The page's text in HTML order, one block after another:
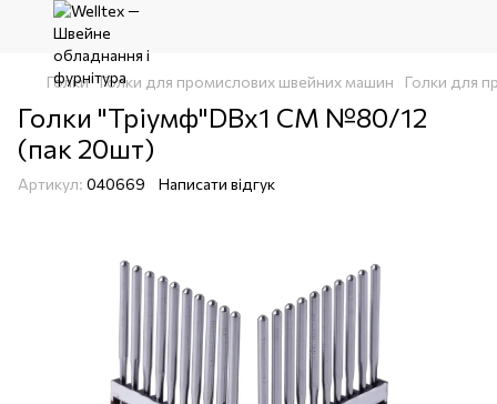
Голки Голки для промислових швейних машин Голки для
Голки "Тріумф"DВх1 CM №80/12
(пак 20шт)
Артикул: 040669 Написати відгук